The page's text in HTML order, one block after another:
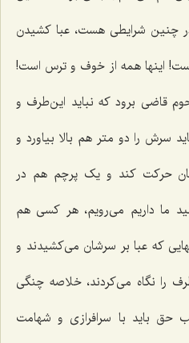
در چنین شرایطی هست، عبا کشیدن
است! اینها همه از خوف و ترس است!
قاضی برود که نباید این‌طرف و
سرش را دو متر هم بالا بیاورد و
حرکت کند و یک پرچم هم در
ما داریم می‌رویم، هر کسی هم
که عبا بر سرشان می‌کشیدند و
را نگاه می‌کردند، خلاصه چنگی
حق باید با سرافرازی و شهامت